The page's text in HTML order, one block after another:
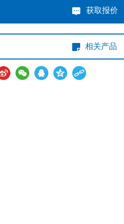
获取报价
相关产品